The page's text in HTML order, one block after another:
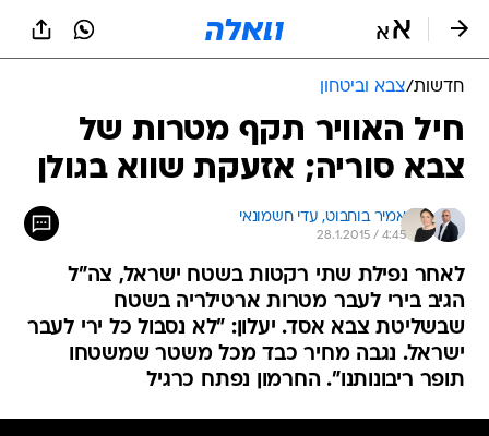
חדשות/צבא וביטחון
חיל האוויר תקף מטרות של
צבא סוריה; אזעקת שווא בגולן
אמיר בוחבוט, עדי חשמונאי
28.1.2015 / 4:45
לאחר נפילת שתי רקטות בשטח ישראל, צה"ל
הגיב בירי לעבר מטרות ארטילריה בשטח
שבשליטת צבא אסד. יעלון: "לא נסבול כל ירי לעבר
ישראל. נגבה מחיר כבד מכל משטר שמשטחו
תופר ריבונותנו". החרמון נפתח כרגיל